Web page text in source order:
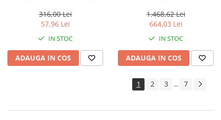
316,00 Lei
57,96 Lei
IN STOC
ADAUGA IN COS
Black
1.468,62 Lei
664,03 Lei
IN STOC
ADAUGA IN COS
1 2 3 ... 7